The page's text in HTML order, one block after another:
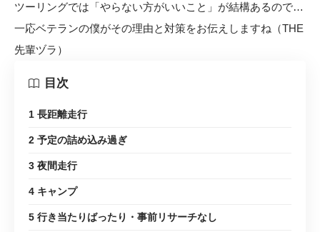
ツーリングでは「やらない方がいいこと」が結構あるので…
一応ベテランの僕がその理由と対策をお伝えしますね（THE
先輩ヅラ）
目次
1 長距離走行
2 予定の詰め込み過ぎ
3 夜間走行
4 キャンプ
5 行き当たりばったり・事前リサーチなし